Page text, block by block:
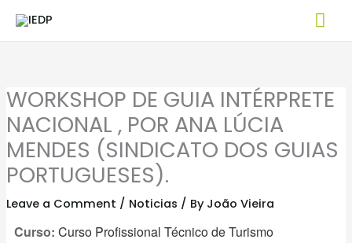
WORKSHOP DE GUIA INTÉRPRETE
NACIONAL , POR ANA LÚCIA
MENDES (SINDICATO DOS GUIAS
PORTUGUESES).
Leave a Comment / Noticias / By João Vieira
Curso: Curso Profissional Técnico de Turismo